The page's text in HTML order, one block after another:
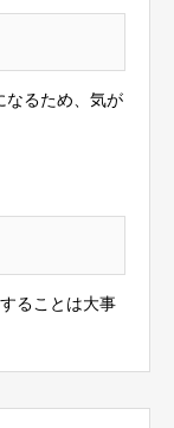
なるため、気が
ることは大事